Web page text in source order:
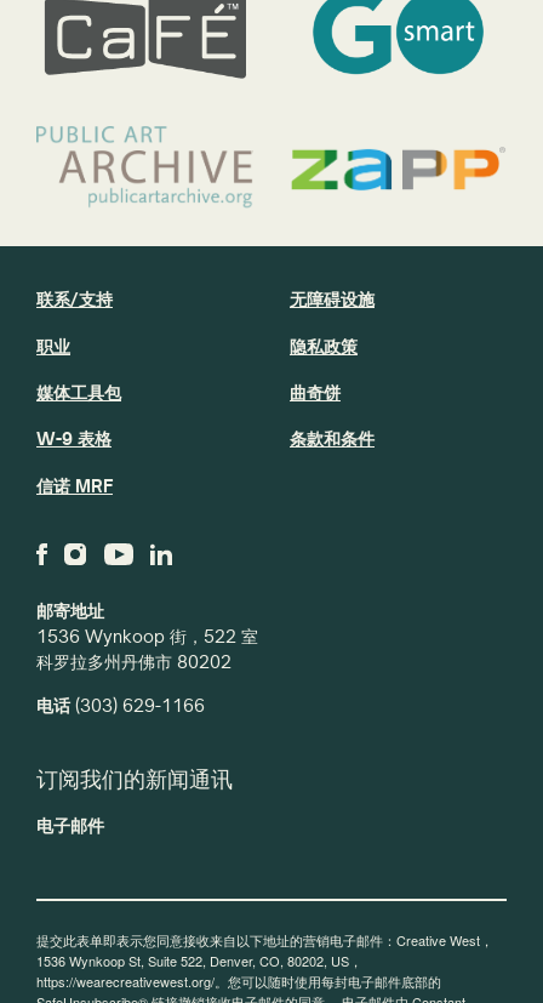
邮寄地址
1536 Wynkoop 街，522 室
科罗拉多州丹佛市 80202
电话(303) 629-1166
联系/支持
职业
媒体工具包
W-9 表格
信诺 MRF
无障碍设施
隐私政策
曲奇饼
条款和条件
订阅我们的新闻通讯
电子邮件
提交此表单即表示您同意接收来自以下地址的营销电子邮件：Creative West，
1536 Wynkoop St, Suite 522, Denver, CO, 80202, US，
https://wearecreativewest.org/。您可以随时使用每封电子邮件底部的